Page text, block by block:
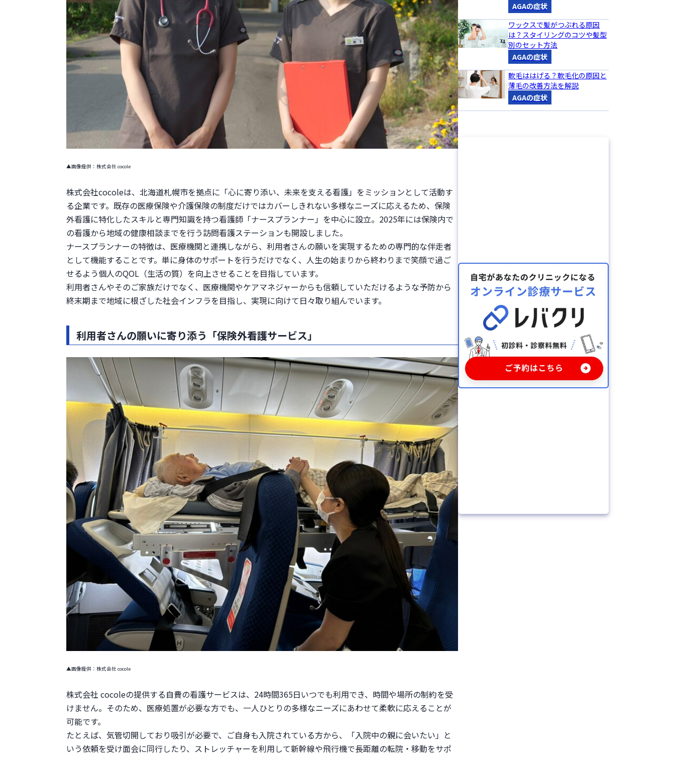
▲画像提供：株式会社 cocole
株式会社cocoleは、北海道札幌市を拠点に「心に寄り添い、未来を支える看護」をミッションとして活動す
る企業です。既存の医療保険や介護保険の制度だけではカバーしきれない多様なニーズに応えるため、保険
外看護に特化したスキルと専門知識を持つ看護師「ナースプランナー」を中心に設立。2025年には保険内で
の看護から地域の健康相談までを行う訪問看護ステーションも開設しました。
ナースプランナーの特徴は、医療機関と連携しながら、利用者さんの願いを実現するための専門的な伴走者
として機能することです。単に身体のサポートを行うだけでなく、人生の始まりから終わりまで笑顔で過ご
せるよう個人のQOL（生活の質）を向上させることを目指しています。
利用者さんやそのご家族だけでなく、医療機関やケアマネジャーからも信頼していただけるような予防から
終末期まで地域に根ざした社会インフラを目指し、実現に向けて日々取り組んでいます。
利用者さんの願いに寄り添う「保険外看護サービス」
▲画像提供：株式会社 cocole
株式会社 cocoleの提供する自費の看護サービスは、24時間365日いつでも利用でき、時間や場所の制約を受
けません。そのため、医療処置が必要な方でも、一人ひとりの多様なニーズにあわせて柔軟に応えることが
可能です。
たとえば、気管切開しており吸引が必要で、ご自身も入院されている方から、「入院中の親に会いたい」と
いう依頼を受け面会に同行したり、ストレッチャーを利用して新幹線や飛行機で長距離の転院・移動をサポ
AGAの症状
ワックスで髪がつぶれる原因
は？スタイリングのコツや髪型
別のセット方法
AGAの症状
軟毛ははげる？軟毛化の原因と
薄毛の改善方法を解説
AGAの症状